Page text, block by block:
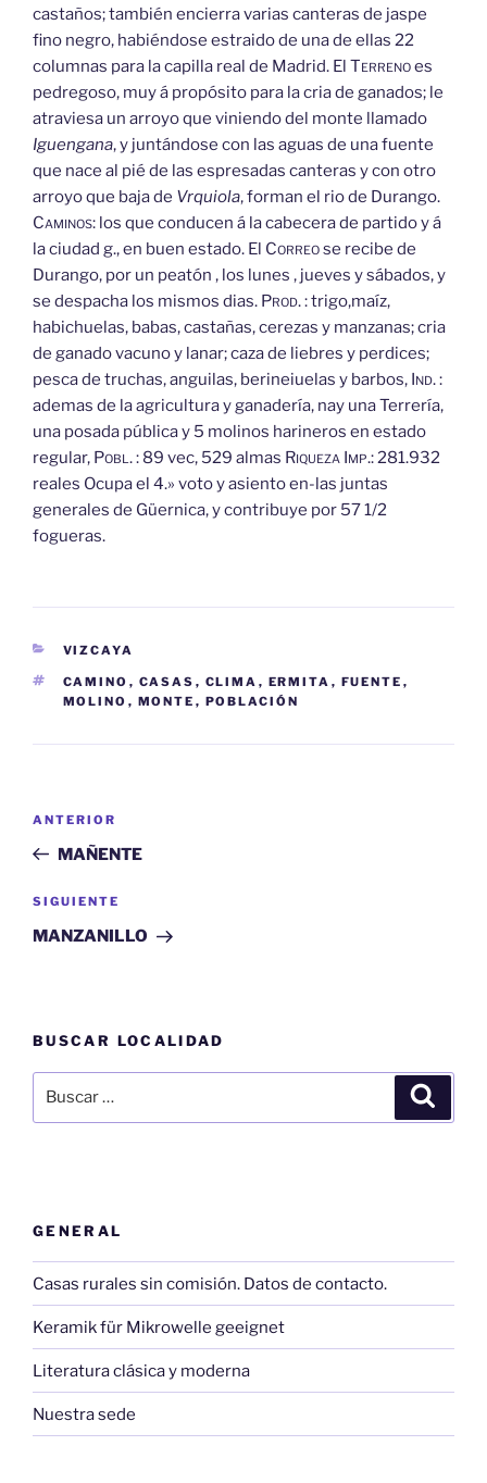
castaños; también encierra varias canteras de jaspe
fino negro, habiéndose estraido de una de ellas 22
columnas para la capilla real de Madrid. El Terrenoes
pedregoso, muy á propósito para la cria de ganados; le
atraviesa un arroyo que viniendo del monte llamado
Iguengana, y juntándose con las aguas de una fuente
que nace al pié de las espresadas canteras y con otro
arroyo que baja de Vrquiola, forman el rio de Durango.
Caminos: los que conducen á la cabecera de partido y á
la ciudad g., en buen estado. El Correose recibe de
Durango, por un peatón , los lunes , jueves y sábados, y
se despacha los mismos dias. Prod.: trigo,maíz,
habichuelas, babas, castañas, cerezas y manzanas; cria
de ganado vacuno y lanar; caza de liebres y perdices;
pesca de truchas, anguilas, berineiuelas y barbos, Ind.:
ademas de la agricultura y ganadería, nay una Terrería,
una posada pública y 5 molinos harineros en estado
regular, Pobl.: 89 vec, 529 almas Riqueza Imp.:281.932
reales Ocupa el 4.» voto y asiento en-las juntas
generales de Güernica, y contribuye por 57 1/2
fogueras.
CATEGORÍAS
VIZCAYA
ETIQUETAS
CAMINO , CASAS , CLIMA , ERMITA , FUENTE ,
MOLINO , MONTE , POBLACIÓN
entradas
Entrada
anterior:
ANTERIOR
MAÑENTE
Siguiente
entrada
SIGUIENTE
MANZANILLO
BUSCAR LOCALIDAD
por:
GENERAL
Casas rurales sin comisión. Datos de contacto.
Keramik für Mikrowelle geeignet
Literatura clásica y moderna
Nuestra sede